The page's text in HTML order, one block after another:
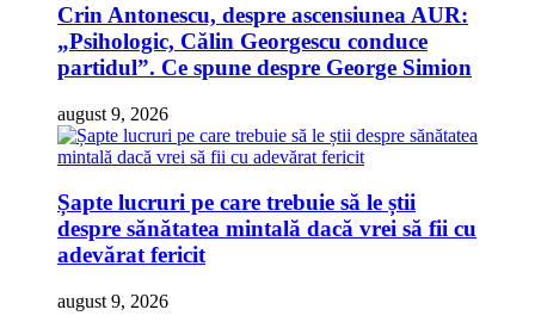
Crin Antonescu, despre ascensiunea AUR:
„Psihologic, Călin Georgescu conduce
partidul”. Ce spune despre George Simion
august 9, 2026
Șapte lucruri pe care trebuie să le știi
despre sănătatea mintală dacă vrei să fii cu
adevărat fericit
august 9, 2026